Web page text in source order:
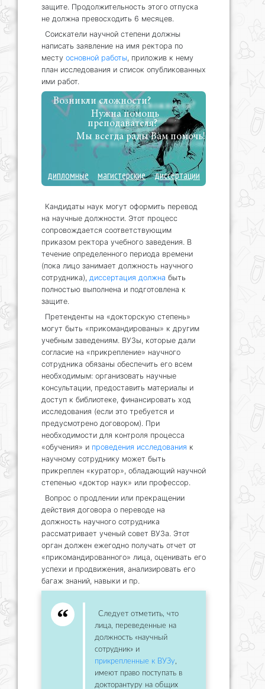
защите. Продолжительность этого отпуска
не должна превосходить 6 месяцев.
Соискатели научной степени должны
написать заявление на имя ректора по
месту основной работы, приложив к нему
план исследования и список опубликованных
ими работ.
Возникли сложности?
Нужна помощь
преподавателя?
Мы всегда рады Вам помочь!
дипломные магистерские диссертации
Кандидаты наук могут оформить перевод
на научные должности. Этот процесс
сопровождается соответствующим
приказом ректора учебного заведения. В
течение определенного периода времени
(пока лицо занимает должность научного
сотрудника), диссертация должна быть
полностью выполнена и подготовлена к
защите.
Претенденты на «докторскую степень»
могут быть «прикомандированы» к другим
учебным заведениям. ВУЗы, которые дали
согласие на «прикрепление» научного
сотрудника обязаны обеспечить его всем
необходимым: организовать научные
консультации, предоставить материалы и
доступ к библиотеке, финансировать ход
исследования (если это требуется и
предусмотрено договором). При
необходимости для контроля процесса
«обучения» и проведения исследования к
научному сотруднику может быть
прикреплен «куратор», обладающий научной
степенью «доктор наук» или профессор.
Вопрос о продлении или прекращении
действия договора о переводе на
должность научного сотрудника
рассматривает ученый совет ВУЗа. Этот
орган должен ежегодно получать отчет от
«прикомандированного» лица, оценивать его
успехи и продвижения, анализировать его
багаж знаний, навыки и пр.
Следует отметить, что
лица, переведенные на
должность «научный
сотрудник» и
прикрепленные к ВУЗу,
имеют право поступать в
докторантуру на общих